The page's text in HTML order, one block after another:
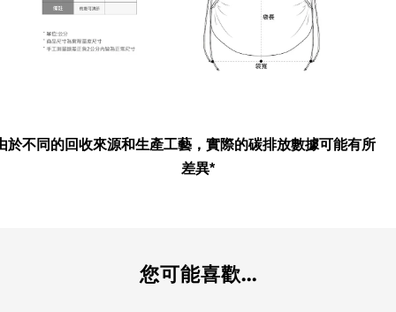
於不同的回收來源和生產工藝，實際的碳排放數據可能有所
差異*
您可能喜歡...